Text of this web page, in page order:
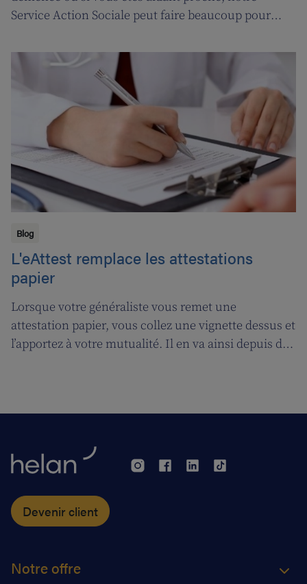
Service Action Sociale peut faire beaucoup pour
qu'elle établit un plan de soins pour Jossé et
Maurice.
Blog
L'eAttest remplace les attestations
papier
Lorsque votre généraliste vous remet une
attestation papier, vous collez une vignette dessus et
l’apportez à votre mutualité. Il en va ainsi depuis des
vous facilitera grandement la vie.
Devenir client
Notre offre